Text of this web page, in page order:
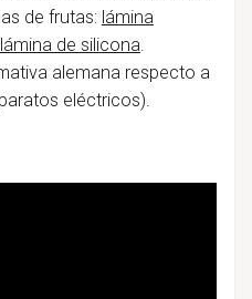
de frutas: lámina
lámina de silicona.
alemana respecto a
eléctricos).